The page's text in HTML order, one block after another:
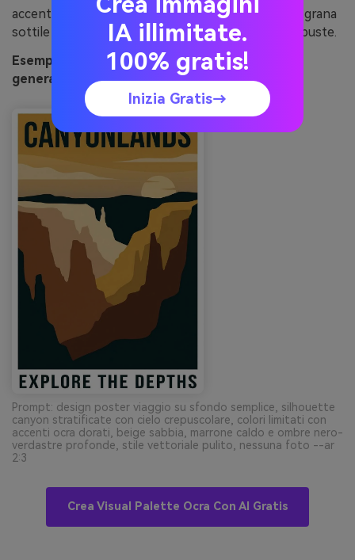
accento luminoso. Consiglio: applica una texture a grana
sottile per far sembrare le forme più naturali e robuste.
Esempio di immagine di tramonto sul canyon
generato con media.io
Prompt: design poster viaggio su sfondo semplice, silhouette
canyon stratificate con cielo crepuscolare, colori limitati con
accenti ocra dorati, beige sabbia, marrone caldo e ombre nero-
verdastre profonde, stile vettoriale pulito, nessuna foto --ar
2:3
Crea Visual Palette Ocra Con AI Gratis
IA illimitate.
100% gratis!
Inizia Gratis→